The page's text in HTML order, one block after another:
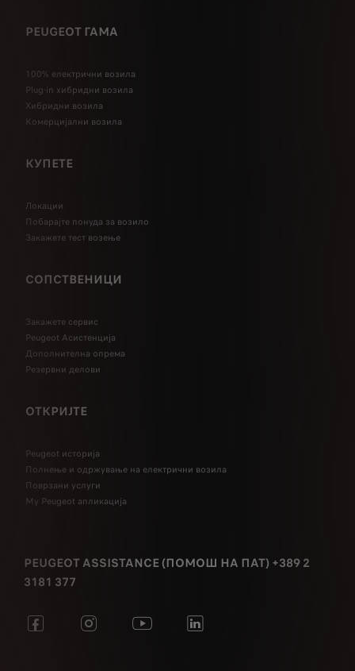
PEUGEOT ГАМА
100% електрични возила
Plug-in хибридни возила
Хибридни возила
Комерцијални возила
КУПЕТЕ
Локации
Побарајте понуда за возило
Закажете тест возење
СОПСТВЕНИЦИ
Закажете сервис
Peugeot Асистенција
Дополнителна опрема
Резервни делови
ОТКРИЈТЕ
Peugeot историја
Полнење и одржување на електрични возила
Поврзани услуги
My Peugeot апликација
PEUGEOT ASSISTANCE (ПОМОШ НА ПАТ) +389 2
3181 377